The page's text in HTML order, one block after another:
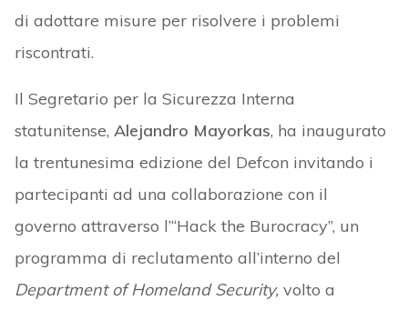
di adottare misure per risolvere i problemi
riscontrati.
Il Segretario per la Sicurezza Interna
statunitense, Alejandro Mayorkas, ha inaugurato
la trentunesima edizione del Defcon invitando i
partecipanti ad una collaborazione con il
governo attraverso l’“Hack the Burocracy”, un
programma di reclutamento all’interno del
Department of Homeland Security,volto a